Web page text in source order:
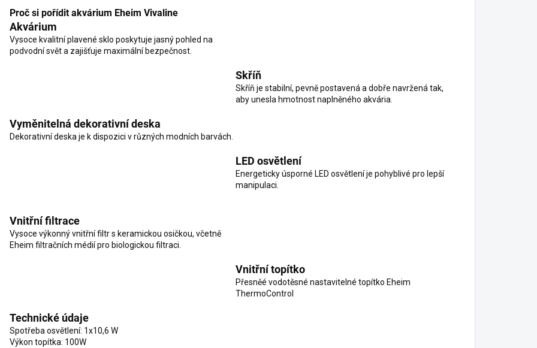
Proč si pořídit akvárium Eheim Vivaline
Akvárium
Vysoce kvalitní plavené sklo poskytuje jasný pohled na
podvodní svět a zajišťuje maximální bezpečnost.
Skříň
Skříň je stabilní, pevně postavená a dobře navržená tak,
aby unesla hmotnost naplněného akvária.
Vyměnitelná dekorativní deska
Dekorativní deska je k dispozici v různých modních barvách.
LED osvětlení
Energeticky úsporné LED osvětlení je pohyblivé pro lepší
manipulaci.
Vnitřní filtrace
Vysoce výkonný vnitřní filtr s keramickou osičkou, včetně
Eheim filtračních médií pro biologickou filtraci.
Vnitřní topítko
Přesněé vodotěsné nastavitelné topítko Eheim
ThermoControl
Technické údaje
Spotřeba osvětlení: 1x10,6 W
Výkon topítka: 100W